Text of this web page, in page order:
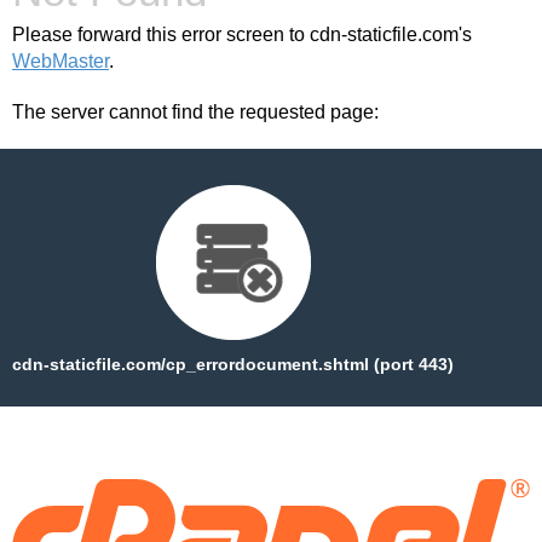
Please forward this error screen to cdn-staticfile.com's
WebMaster.
The server cannot find the requested page:
cdn-staticfile.com/cp_errordocument.shtml (port 443)